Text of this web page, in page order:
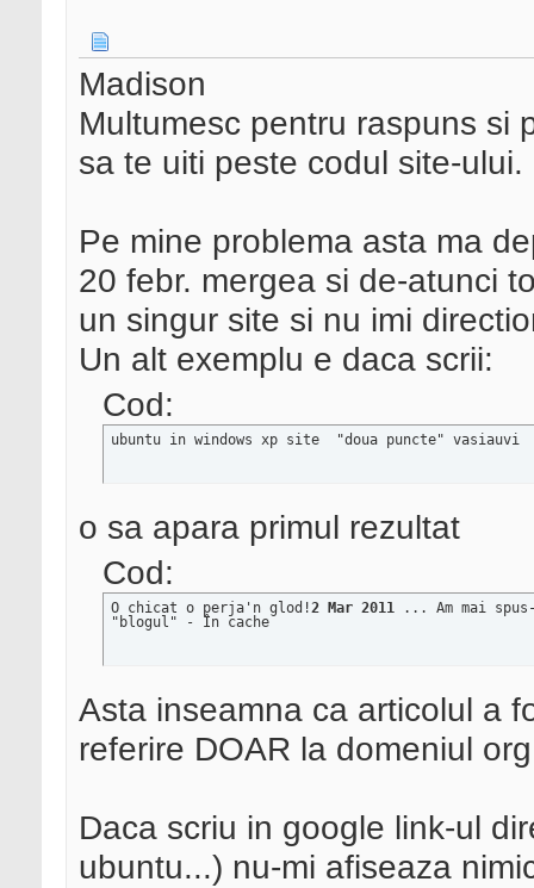
Madison
Multumesc pentru raspuns si
sa te uiti peste codul site-ului.
Pe mine problema asta ma
20 febr. mergea si de-atunci
un singur site si nu imi
Un alt exemplu e daca scrii:
Cod:
ubuntu in windows xp site  "doua puncte" vasiauvi
o sa apara primul rezultat
Cod:
O chicat o perja'n glod!2 Mar 2011
... Am mai
"blogul" - În cache
Asta inseamna ca articolul a
referire DOAR la domeniul
Daca scriu in google link-ul
ubuntu...) nu-mi afiseaza